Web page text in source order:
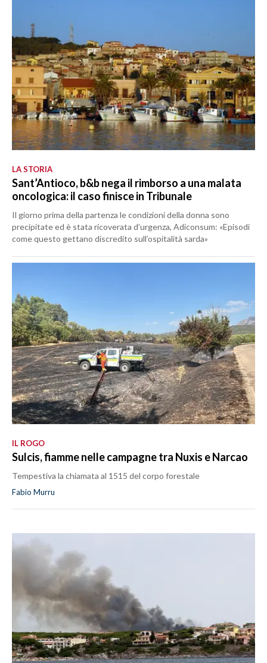
LA STORIA
Sant’Antioco, b&b nega il rimborso a una malata
oncologica: il caso finisce in Tribunale
Il giorno prima della partenza le condizioni della donna sono
precipitate ed è stata ricoverata d’urgenza, Adiconsum: «Episodi
come questo gettano discredito sull’ospitalità sarda»
IL ROGO
Sulcis, fiamme nelle campagne tra Nuxis e Narcao
Tempestiva la chiamata al 1515 del corpo forestale
Fabio Murru